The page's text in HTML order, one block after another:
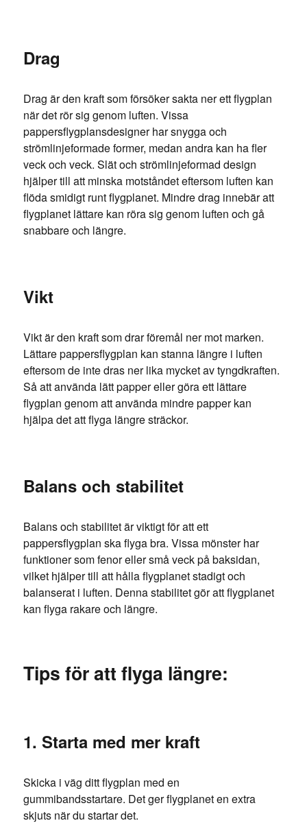
Drag
Drag är den kraft som försöker sakta ner ett flygplan
när det rör sig genom luften. Vissa
pappersflygplansdesigner har snygga och
strömlinjeformade former, medan andra kan ha fler
veck och veck. Slät och strömlinjeformad design
hjälper till att minska motståndet eftersom luften kan
flöda smidigt runt flygplanet. Mindre drag innebär att
flygplanet lättare kan röra sig genom luften och gå
snabbare och längre.
Vikt
Vikt är den kraft som drar föremål ner mot marken.
Lättare pappersflygplan kan stanna längre i luften
eftersom de inte dras ner lika mycket av tyngdkraften.
Så att använda lätt papper eller göra ett lättare
flygplan genom att använda mindre papper kan
hjälpa det att flyga längre sträckor.
Balans och stabilitet
Balans och stabilitet är viktigt för att ett
pappersflygplan ska flyga bra. Vissa mönster har
funktioner som fenor eller små veck på baksidan,
vilket hjälper till att hålla flygplanet stadigt och
balanserat i luften. Denna stabilitet gör att flygplanet
kan flyga rakare och längre.
Tips för att flyga längre:
1. Starta med mer kraft
Skicka i väg ditt flygplan med en
gummibandsstartare. Det ger flygplanet en extra
skjuts när du startar det.